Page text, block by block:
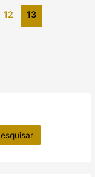
12 13